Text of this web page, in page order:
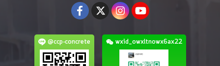
@ccp-concrete wxid_owxltnowx6ax22